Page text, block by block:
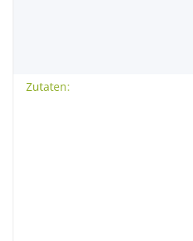
Zutaten: